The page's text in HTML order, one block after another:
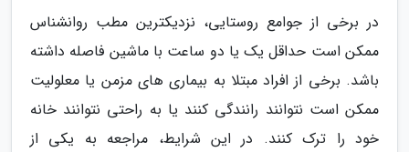
در برخی از جوامع روستایی، نزدیکترین مطب روانشناس
ممکن است حداقل یک یا دو ساعت با ماشین فاصله داشته
باشد. برخی از افراد مبتلا به بیماری های مزمن یا معلولیت
ممکن است نتوانند رانندگی کنند یا به راحتی نتوانند خانه
خود را ترک کنند. در این شرایط، مراجعه به یکی از